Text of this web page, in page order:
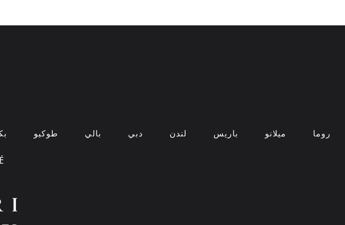
روما ميلانو باريس لندن دبي بالي طوكيو